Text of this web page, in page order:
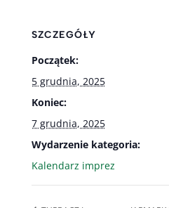
SZCZEGÓŁY
Początek:
5 grudnia, 2025
Koniec:
7 grudnia, 2025
Wydarzenie kategoria:
Kalendarz imprez